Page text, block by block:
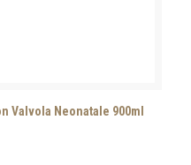
Valvola Neonatale 900ml